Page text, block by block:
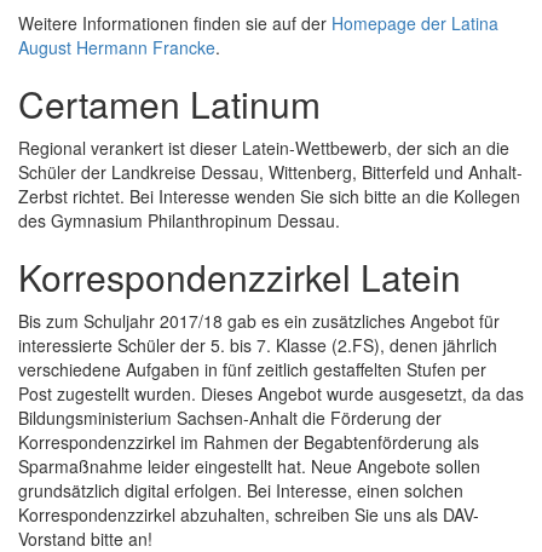
Weitere Informationen finden sie auf der Homepage der Latina
August Hermann Francke.
Certamen Latinum
Regional verankert ist dieser Latein-Wettbewerb, der sich an die
Schüler der Landkreise Dessau, Wittenberg, Bitterfeld und Anhalt-
Zerbst richtet. Bei Interesse wenden Sie sich bitte an die Kollegen
des Gymnasium Philanthropinum Dessau.
Korrespondenzzirkel Latein
Bis zum Schuljahr 2017/18 gab es ein zusätzliches Angebot für
interessierte Schüler der 5. bis 7. Klasse (2.FS), denen jährlich
verschiedene Aufgaben in fünf zeitlich gestaffelten Stufen per
Post zugestellt wurden. Dieses Angebot wurde ausgesetzt, da das
Bildungsministerium Sachsen-Anhalt die Förderung der
Korrespondenzzirkel im Rahmen der Begabtenförderung als
Sparmaßnahme leider eingestellt hat. Neue Angebote sollen
grundsätzlich digital erfolgen. Bei Interesse, einen solchen
Korrespondenzzirkel abzuhalten, schreiben Sie uns als DAV-
Vorstand bitte an!